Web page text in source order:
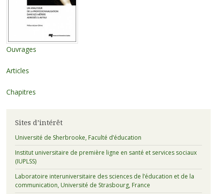
Ouvrages
Articles
Chapitres
Sites d’intérêt
Université de Sherbrooke, Faculté d’éducation
Institut universitaire de première ligne en santé et services sociaux
(IUPLSS)
Laboratoire interuniversitaire des sciences de l’éducation et de la
communication, Université de Strasbourg, France